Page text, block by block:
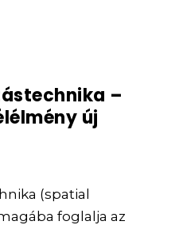
–
új
(spatial
foglalja az